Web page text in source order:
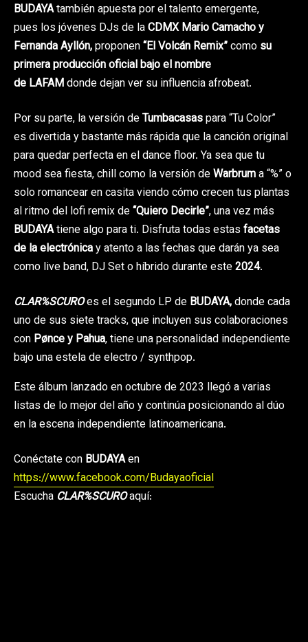
BUDAYAtambién apuesta por el talento emergente,
pues los jóvenes DJs de laCDMX Mario Camacho y
Fernanda Ayllón,proponen“El Volcán Remix”como su
primera producción oficial bajo el nombre
de LAFAMdonde dejan ver su influencia afrobeat.
Por su parte, la versión deTumbacasaspara “Tu Color”
es divertida y bastante más rápida que la canción original
para quedar perfecta en el dance floor. Ya sea que tu
mood sea fiesta, chill como la versión deWarbruma “%” o
solo romancear en casita viendo cómo crecen tus plantas
al ritmo del lofi remix de“Quiero Decirle”, una vez más
BUDAYAtiene algo para ti. Disfruta todas estas facetas
de la electrónicay atento a las fechas que darán ya sea
como live band, DJ Set o híbrido durante este2024.
CLAR%SCUROes el segundo LP de BUDAYA,donde cada
uno de sus siete tracks, que incluyen sus colaboraciones
con Pønce y Pahua, tiene una personalidad independiente
bajo una estela de electro / synthpop.
Este álbum lanzado en octubre de 2023 llegó a varias
listas de lo mejor del año y continúa posicionando al dúo
en la escena independiente latinoamericana.
Conéctate con BUDAYAen
https://www.facebook.com/Budayaoficial
Escucha CLAR%SCUROaquí: